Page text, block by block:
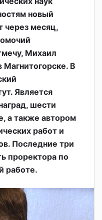
новый
через месяц,
Михаил
В
Является
шести
а также автором
работ и
Последние три
проректора по
работе.